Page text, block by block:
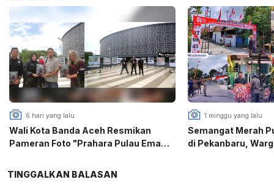
6 hari yang lalu
Wali Kota Banda Aceh Resmikan
Pameran Foto "Prahara Pulau Emas",
Bencana
1 minggu yang lalu
Semangat Merah
di Pekanbaru,
TINGGALKAN BALASAN